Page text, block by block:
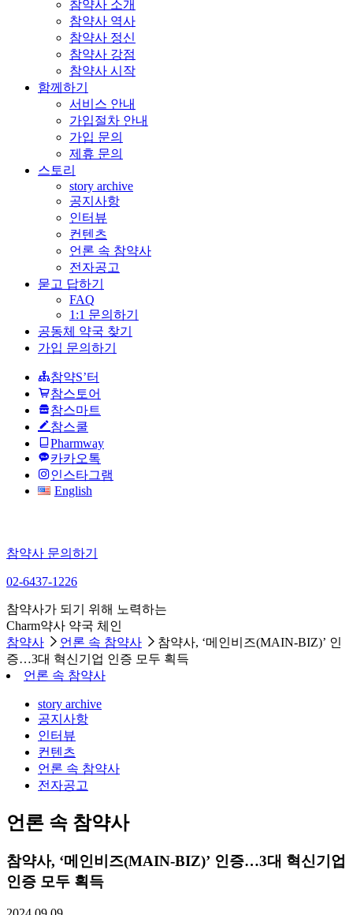
참약사 소개
참약사 역사
참약사 정신
참약사 강점
참약사 시작
함께하기
서비스 안내
가입절차 안내
가입 문의
제휴 문의
스토리
story archive
공지사항
인터뷰
컨텐츠
언론 속 참약사
전자공고
묻고 답하기
FAQ
1:1 문의하기
공동체 약국 찾기
가입 문의하기
참약S’터
참스토어
참스마트
참스쿨
Pharmway
카카오톡
인스타그램
English
참약사 문의하기
02-6437-1226
참약사가 되기 위해 노력하는
Charm약사 약국 체인
참약사
언론 속 참약사
참약사, ‘메인비즈(MAIN-BIZ)’ 인
증…3대 혁신기업 인증 모두 획득
언론 속 참약사
story archive
공지사항
인터뷰
컨텐츠
언론 속 참약사
전자공고
언론 속 참약사
참약사, ‘메인비즈(MAIN-BIZ)’ 인증…3대 혁신기업
인증 모두 획득